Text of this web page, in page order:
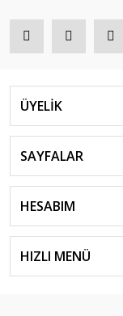
ÜYELİK
SAYFALAR
HESABIM
HIZLI MENÜ